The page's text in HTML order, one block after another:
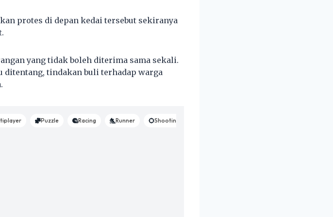
protes di depan kedai tersebut sekiranya
yang tidak boleh diterima sama sekali.
tindakan buli terhadap warga